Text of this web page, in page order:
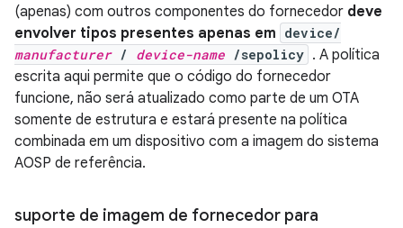
(apenas) com outros componentes do fornecedor deve
envolver tipos presentes apenas em device/
manufacturer/ device-name /sepolicy . A política
escrita aqui permite que o código do fornecedor
funcione, não será atualizado como parte de um OTA
somente de estrutura e estará presente na política
combinada em um dispositivo com a imagem do sistema
AOSP de referência.
suporte de imagem de fornecedor para